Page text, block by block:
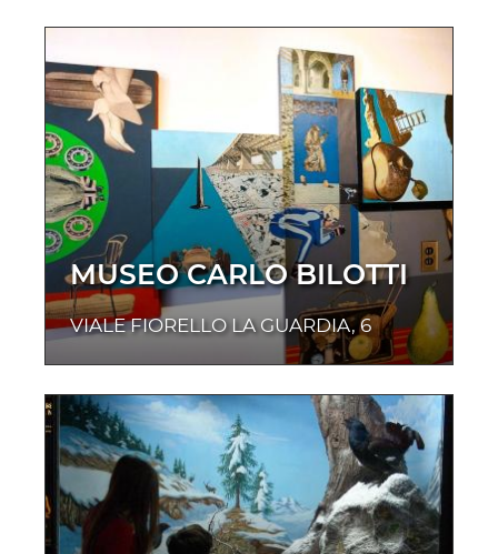
MUSEO CARLO BILOTTI
VIALE FIORELLO LA GUARDIA, 6